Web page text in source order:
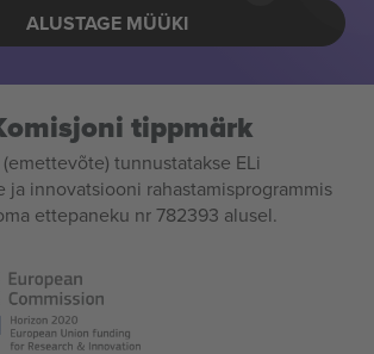
ALUSTAGE MÜÜKI
tippmärk
tunnustatakse ELi
ja innovatsiooni rahastamisprogrammis
ettepaneku nr 782393 alusel.